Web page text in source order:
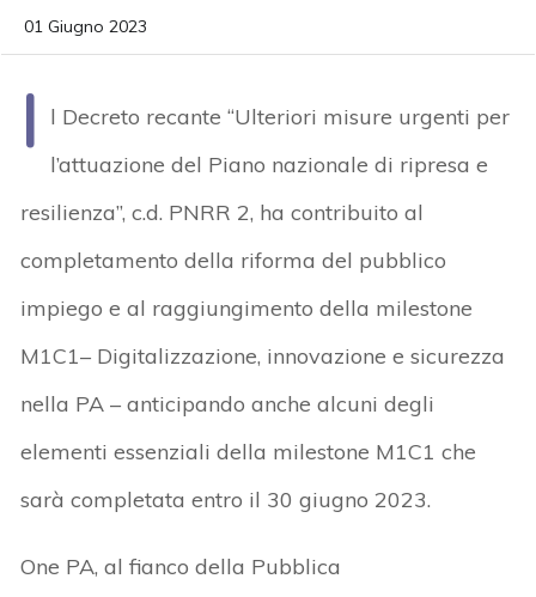
01 Giugno 2023
I
l Decreto recante “Ulteriori misure urgenti per
l’attuazione del Piano nazionale di ripresa e
resilienza”, c.d. PNRR 2, ha contribuito al
completamento della riforma del pubblico
impiego e al raggiungimento della milestone
M1C1– Digitalizzazione, innovazione e sicurezza
nella PA – anticipando anche alcuni degli
elementi essenziali della milestone M1C1 che
sarà completata entro il 30 giugno 2023.
One PA, al fianco della Pubblica